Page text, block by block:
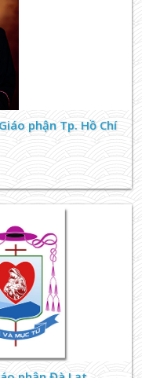
phận Tp. Hồ Chí